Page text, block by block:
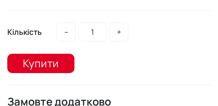
Кількість – +
Купити
Замовте додатково